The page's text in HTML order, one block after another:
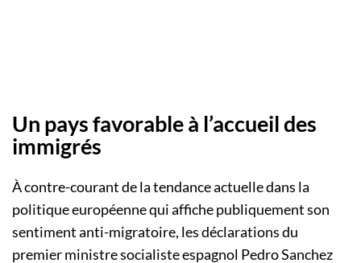
Un pays favorable à l’accueil des
immigrés
À contre-courant de la tendance actuelle dans la
politique européenne qui affiche publiquement son
sentiment anti-migratoire, les déclarations du
premier ministre socialiste espagnol Pedro Sanchez